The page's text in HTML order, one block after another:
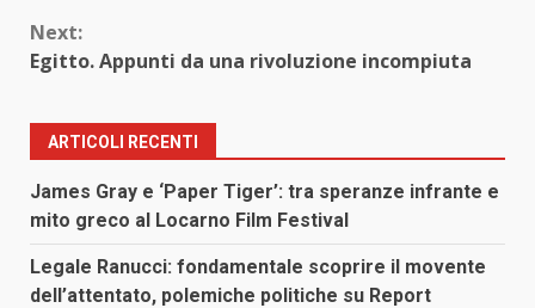
Next:
Egitto. Appunti da una rivoluzione incompiuta
ARTICOLI RECENTI
James Gray e ‘Paper Tiger’: tra speranze infrante e
mito greco al Locarno Film Festival
Legale Ranucci: fondamentale scoprire il movente
dell’attentato, polemiche politiche su Report